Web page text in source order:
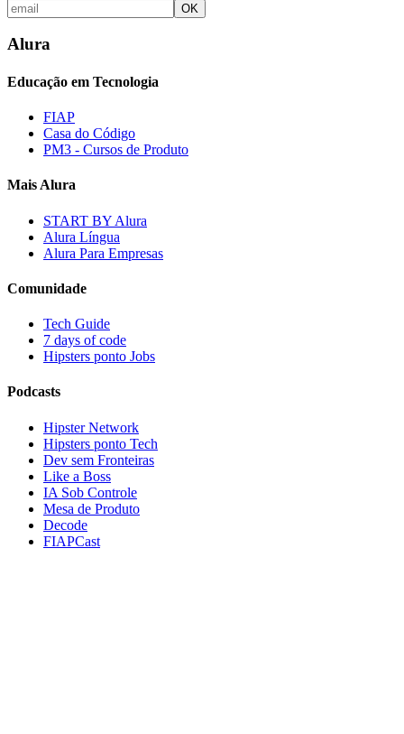
OK
Alura
Educação em Tecnologia
FIAP
Casa do Código
PM3 - Cursos de Produto
Mais Alura
START BY Alura
Alura Língua
Alura Para Empresas
Comunidade
Tech Guide
7 days of code
Hipsters ponto Jobs
Podcasts
Hipster Network
Hipsters ponto Tech
Dev sem Fronteiras
Like a Boss
IA Sob Controle
Mesa de Produto
Decode
FIAPCast